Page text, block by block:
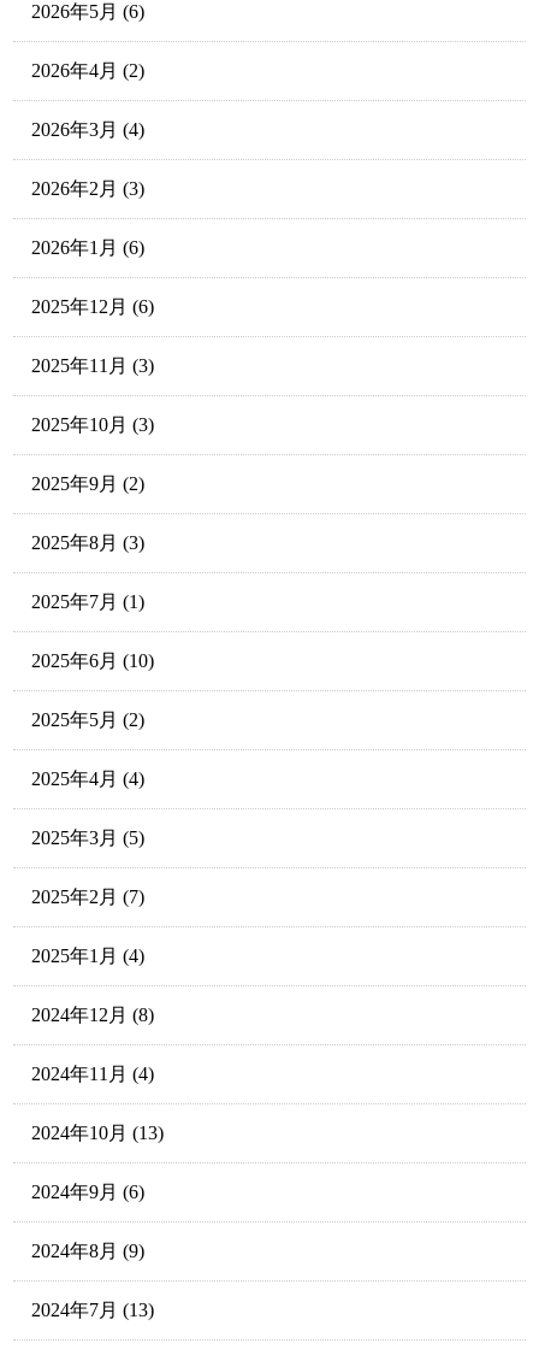
2026年5月 (6)
2026年4月 (2)
2026年3月 (4)
2026年2月 (3)
2026年1月 (6)
2025年12月 (6)
2025年11月 (3)
2025年10月 (3)
2025年9月 (2)
2025年8月 (3)
2025年7月 (1)
2025年6月 (10)
2025年5月 (2)
2025年4月 (4)
2025年3月 (5)
2025年2月 (7)
2025年1月 (4)
2024年12月 (8)
2024年11月 (4)
2024年10月 (13)
2024年9月 (6)
2024年8月 (9)
2024年7月 (13)